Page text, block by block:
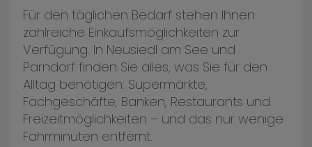
Für den täglichen Bedarf stehen Ihnen
zahlreiche Einkaufsmöglichkeiten zur
Verfügung. In Neusiedl am See und
Parndorf finden Sie alles, was Sie für den
Alltag benötigen: Supermärkte,
Fachgeschäfte, Banken, Restaurants und
Freizeitmöglichkeiten – und das nur wenige
Fahrminuten entfernt.